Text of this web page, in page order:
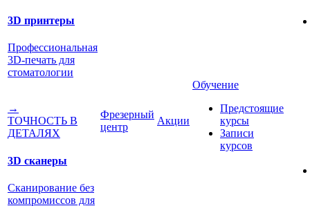
3D принтеры
Профессиональная
3D-печать для
стоматологии
→
ТОЧНОСТЬ В
ДЕТАЛЯХ
3D сканеры
Сканирование без
компромиссов для
Фрезерный
центр
Акции
Обучение
Предстоящие
курсы
Записи
курсов